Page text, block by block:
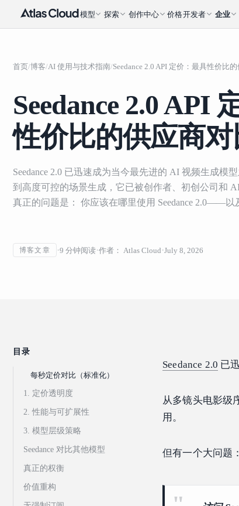
模型 探索 创作中心 价格开发者 企业
首页/博客/AI 使用与技术指南/Seedance 2.0 API 定价：最具性价比
Seedance 2.0 API
性价比的供应商
Seedance 2.0 已迅速成为当今最先进的 AI 视频生成模
到高度可控的场景生成，它已被创作者、初创公司和
真正的问题是： 你应该在哪里使用 Seedance 2.0——以
博客文章 9 分钟阅读 作者： Atlas Cloud July 8, 2026
目录
每秒定价对比（标准化）
1. 定价透明度
2. 性能与可扩展性
3. 模型层级策略
Seedance 对比其他模型
真正的权衡
价值重构
Seedance 2.0 已
从多镜头电影级
用。
但有一个大问题：